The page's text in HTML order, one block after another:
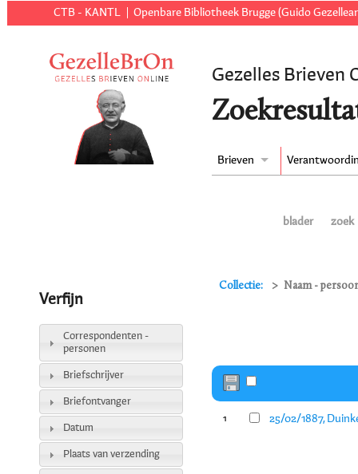
CTB - KANTL Openbare Bibliotheek Brugge (Guido
Gezelles Brieven
Brieven
blader zoek
Collectie: Naam -
1 25/02/1887,
Verfijn
Correspondenten -
personen
Briefschrijver
Briefontvanger
Datum
Plaats van verzending